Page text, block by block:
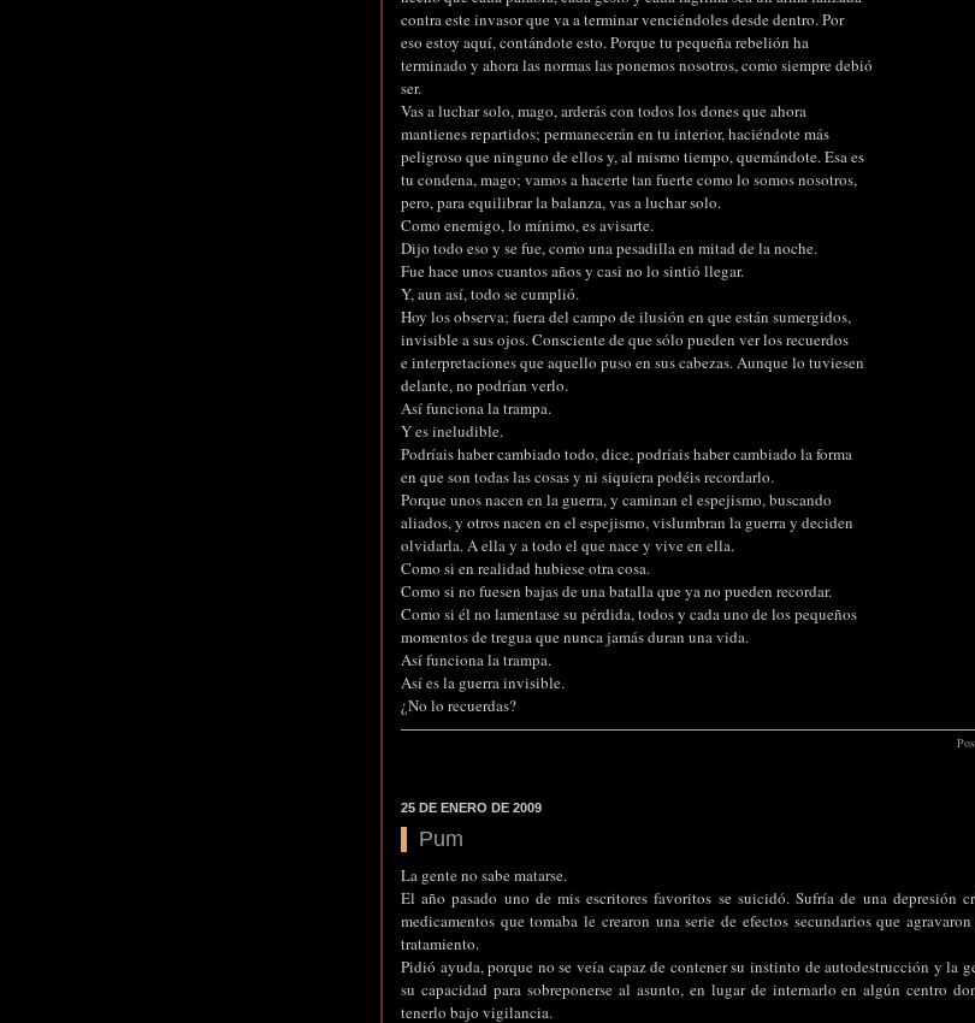
contra este invasor que va a terminar venciéndoles desde dentro. Por
eso estoy aquí, contándote esto. Porque tu pequeña rebelión ha
terminado y ahora las normas las ponemos nosotros, como siempre debió
ser.
Vas a luchar solo, mago, arderás con todos los dones que ahora
mantienes repartidos; permanecerán en tu interior, haciéndote más
peligroso que ninguno de ellos y, al mismo tiempo, quemándote. Esa es
tu condena, mago; vamos a hacerte tan fuerte como lo somos nosotros,
pero, para equilibrar la balanza, vas a luchar solo.
Como enemigo, lo mínimo, es avisarte.
Dijo todo eso y se fue, como una pesadilla en mitad de la noche.
Fue hace unos cuantos años y casi no lo sintió llegar.
Y, aun así, todo se cumplió.
Hoy los observa; fuera del campo de ilusión en que están sumergidos,
invisible a sus ojos. Consciente de que sólo pueden ver los recuerdos
e interpretaciones que aquello puso en sus cabezas. Aunque lo tuviesen
delante, no podrían verlo.
Así funciona la trampa.
Y es ineludible.
Podríais haber cambiado todo, dice, podríais haber cambiado la forma
en que son todas las cosas y ni siquiera podéis recordarlo.
Porque unos nacen en la guerra, y caminan el espejismo, buscando
aliados, y otros nacen en el espejismo, vislumbran la guerra y deciden
olvidarla. A ella y a todo el que nace y vive en ella.
Como si en realidad hubiese otra cosa.
Como si no fuesen bajas de una batalla que ya no pueden recordar.
Como si él no lamentase su pérdida, todos y cada uno de los pequeños
momentos de tregua que nunca jamás duran una vida.
Así funciona la trampa.
Así es la guerra invisible.
¿No lo recuerdas?
25 DE ENERO DE 2009
Pum
La gente no sabe matarse.
El año pasado uno de mis escritores favoritos se suicidó. Sufría de una depresión
medicamentos que tomaba le crearon una serie de efectos secundarios que
tratamiento.
Pidió ayuda, porque no se veía capaz de contener su instinto de autodestrucción y la
su capacidad para sobreponerse al asunto, en lugar de internarlo en algún centro
tenerlo bajo vigilancia.